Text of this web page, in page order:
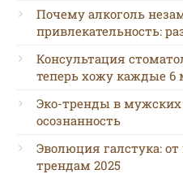
Почему алкоголь
привлекательность:
Консультация
теперь хожу каждые 6
Эко-тренды в мужских
осознанность
Эволюция галстука:
трендам 2025